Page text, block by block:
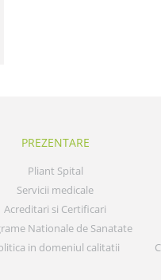
PREZENTARE
Pliant Spital
Servicii medicale
Acreditari si Certificari
Nationale de Sanatate
in domeniul calitatii